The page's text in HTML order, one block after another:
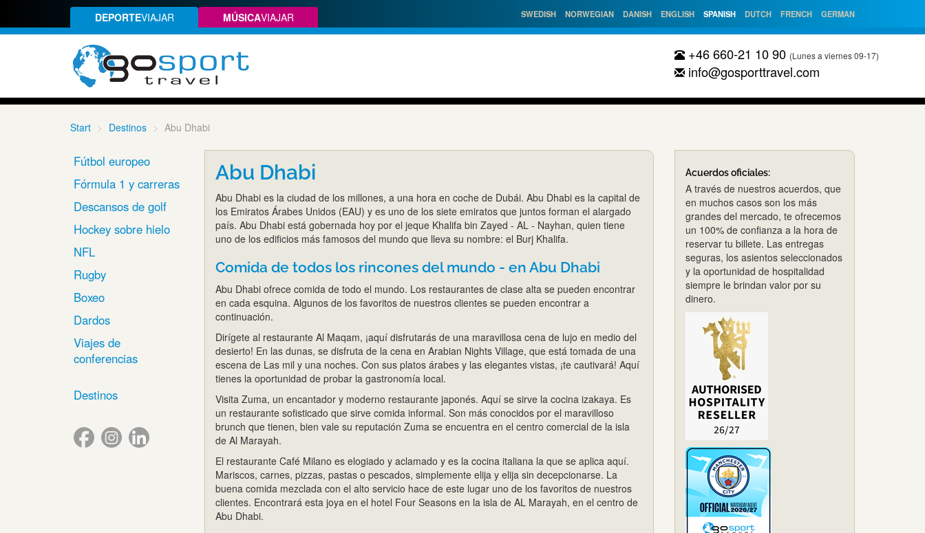
DEPORTEVIAJAR MÚSICAVIAJAR SWEDISH NORWEGIAN DANISH ENGLISH SPANISH DUTCH FRENCH GERMAN
+46 660-21 10 90 (Lunes a viernes 09-17)
info@gosporttravel.com
Start Destinos Abu Dhabi
Fútbol europeo
Fórmula 1 y carreras
Descansos de golf
Hockey sobre hielo
NFL
Rugby
Boxeo
Dardos
Viajes de
conferencias
Destinos
Abu Dhabi
Abu Dhabi es la ciudad de los millones, a una hora en coche de Dubái. Abu Dhabi es la capital de
los Emiratos Árabes Unidos (EAU) y es uno de los siete emiratos que juntos forman el alargado
país. Abu Dhabi está gobernada hoy por el jeque Khalifa bin Zayed - AL - Nayhan, quien tiene
uno de los edificios más famosos del mundo que lleva su nombre: el Burj Khalifa.
Comida de todos los rincones del mundo - en Abu Dhabi
Abu Dhabi ofrece comida de todo el mundo. Los restaurantes de clase alta se pueden encontrar
en cada esquina. Algunos de los favoritos de nuestros clientes se pueden encontrar a
continuación.
Dirígete al restaurante Al Maqam, ¡aquí disfrutarás de una maravillosa cena de lujo en medio del
desierto! En las dunas, se disfruta de la cena en Arabian Nights Village, que está tomada de una
escena de Las mil y una noches. Con sus platos árabes y las elegantes vistas, ¡te cautivará! Aquí
tienes la oportunidad de probar la gastronomía local.
Visita Zuma, un encantador y moderno restaurante japonés. Aquí se sirve la cocina izakaya. Es
un restaurante sofisticado que sirve comida informal. Son más conocidos por el maravilloso
brunch que tienen, bien vale su reputación Zuma se encuentra en el centro comercial de la isla
de Al Marayah.
El restaurante Café Milano es elogiado y aclamado y es la cocina italiana la que se aplica aquí.
Mariscos, carnes, pizzas, pastas o pescados, simplemente elija y elija sin decepcionarse. La
buena comida mezclada con el alto servicio hace de este lugar uno de los favoritos de nuestros
clientes. Encontrará esta joya en el hotel Four Seasons en la isla de AL Marayah, en el centro de
Abu Dhabi.
Acuerdos oficiales:
A través de nuestros acuerdos, que
en muchos casos son los más
grandes del mercado, te ofrecemos
un 100% de confianza a la hora de
reservar tu billete. Las entregas
seguras, los asientos seleccionados
y la oportunidad de hospitalidad
siempre le brindan valor por su
dinero.